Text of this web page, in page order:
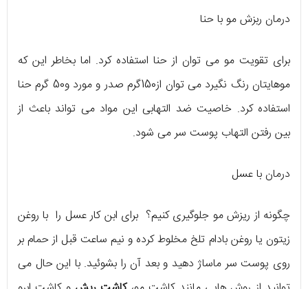
درمان ربزش مو با حنا
برای تقویت مو می توان از حنا استفاده کرد. اما بخاطر این که
موهایتان رنگ نگیرد می توان از150گرم صدر و مورد و50 گرم حنا
استفاده کرد. خاصیت ضد التهابی این مواد می تواند باعث از
بین رفتن التهاب پوست سر می شود.
درمان با عسل
چگونه از ریزش مو جلوگیری کنیم؟ برای ابن کار عسل را با روغن
زیتون یا روغن بادام تلخ مخلوط کرده و نیم ساعت قبل از حمام بر
روی پوست سر ماساژ دهید و بعد آن را بشوئید. با این حال می